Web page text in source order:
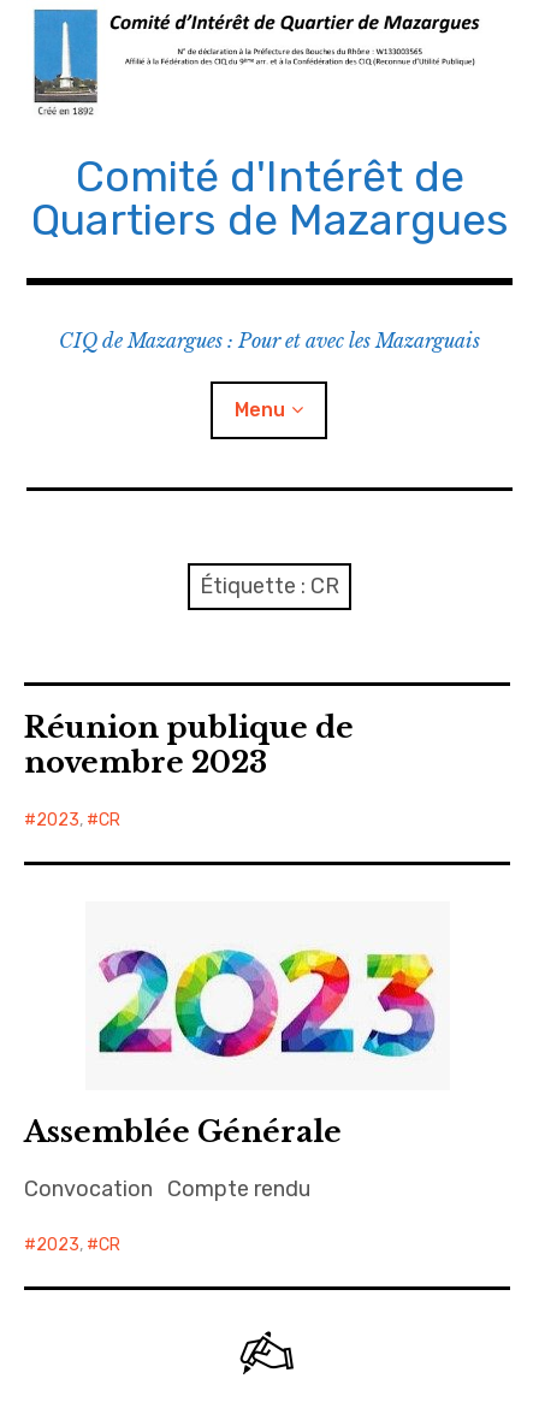
Comité d'Intérêt de
Quartiers de Mazargues
CIQ de Mazargues : Pour et avec les Mazarguais
Menu
Nous joindre ou nous rejoindre
Journaux
Evénements
Voirie
Étiquette : CR
Réunion publique de
novembre 2023
2023, CR
Assemblée Générale
Convocation Compte rendu
2023, CR